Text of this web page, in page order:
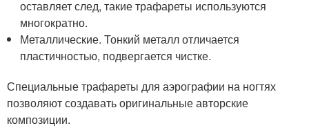
оставляет след, такие трафареты используются
многократно.
Металлические. Тонкий металл отличается
пластичностью, подвергается чистке.
Специальные трафареты для аэрографии на ногтях
позволяют создавать оригинальные авторские
композиции.